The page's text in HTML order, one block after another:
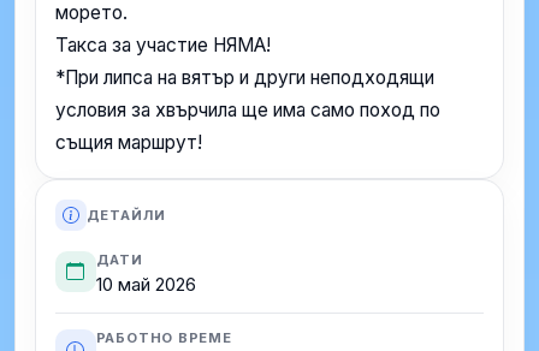
морето.
Такса за участие НЯМА!
*При липса на вятър и други неподходящи
условия за хвърчила ще има само поход по
същия маршрут!
ДЕТАЙЛИ
ДАТИ
10 май 2026
РАБОТНО ВРЕМЕ